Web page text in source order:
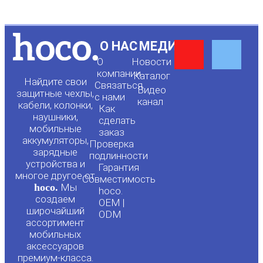
Найдите свои
защитные чехлы,
кабели, колонки,
наушники,
мобильные
аккумуляторы,
зарядные
устройства и
многое другое от
hoco. Мы
создаем
широчайший
ассортимент
мобильных
аксессуаров
премиум-класса.
О НАС
О
компании
Связаться
с нами
Как
сделать
заказ
Проверка
подлинности
Гарантия
Совместимость
hoco.
OEM |
ODM
МЕДИА
Новости
Каталог
Видео
канал